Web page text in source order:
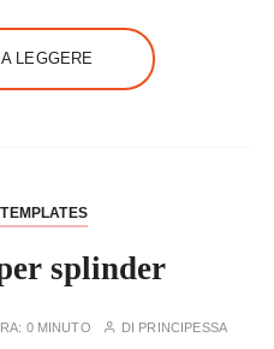
LEGGERE
splinder
0 MINUTO DI PRINCIPESSA